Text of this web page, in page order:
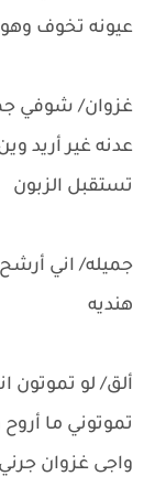
عيونه تخوف
غزوان/ شوفي
عدنه غير أريد
تستقبل الزبون
جميله/ اني
هنديه
ألق/ لو تموتون
تموتوني ما
واجى غزوان